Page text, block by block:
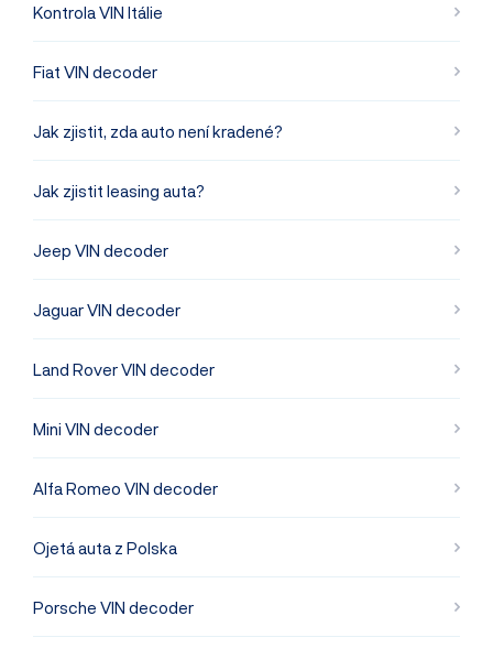
Kontrola VIN Itálie
Fiat VIN decoder
Jak zjistit, zda auto není kradené?
Jak zjistit leasing auta?
Jeep VIN decoder
Jaguar VIN decoder
Land Rover VIN decoder
Mini VIN decoder
Alfa Romeo VIN decoder
Ojetá auta z Polska
Porsche VIN decoder